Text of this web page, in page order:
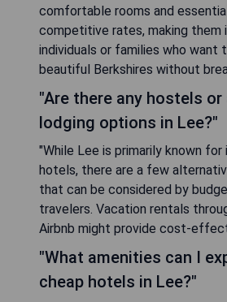
comfortable rooms and
competitive rates, making them
individuals or families who want
beautiful Berkshires without
"Are there any hostels
lodging options in Lee?"
"While Lee is primarily known
hotels, there are a few
that can be considered by
travelers. Vacation rentals
Airbnb might provide cost-
"What amenities can I
cheap hotels in Lee?"